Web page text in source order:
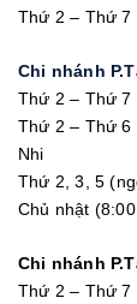
Thứ 2 – Thứ 7
Chi nhánh
Thứ 2 – Thứ 7
Thứ 2 – Thứ 6
Nhi
Thứ 2, 3, 5
Chủ nhật
Chi nhánh
Thứ 2 – Thứ 7